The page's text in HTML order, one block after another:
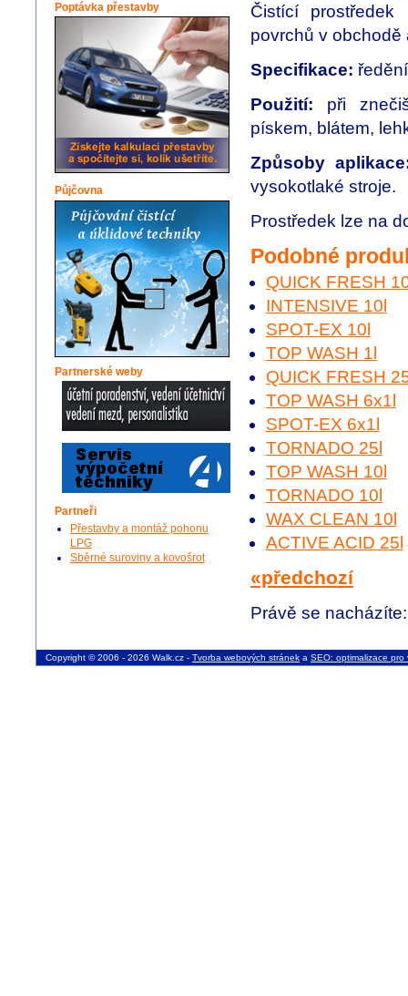
Čistící
povrchů v obchodě
Specifikace:
Použití: při
pískem, blátem,
Způsoby
vysokotlaké stroje.
Prostředek lze na
Podobné
QUICK FRESH
INTENSIVE 10l
SPOT-EX 10l
TOP WASH 1l
QUICK FRESH
TOP WASH 6x1l
SPOT-EX 6x1l
TORNADO 25l
TOP WASH 10l
TORNADO 10l
WAX CLEAN 10l
ACTIVE ACID 25l
«předchozí
Právě se
Poptávka přestavby
Půjčovna
Partnerské weby
Partneři
Přestavby a montáž pohonu
LPG
Sběrné suroviny a kovošrot
Copyright © 2006 - 2026 Walk.cz - Tvorba webových stránek a SEO: optimalizace pro